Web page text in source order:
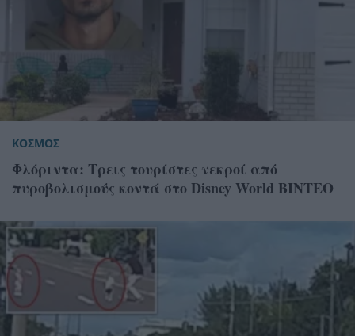
ΚΟΣΜΟΣ
Φλόριντα: Τρεις τουρίστες νεκροί από
πυροβολισμούς κοντά στο Disney World ΒΙΝΤΕΟ